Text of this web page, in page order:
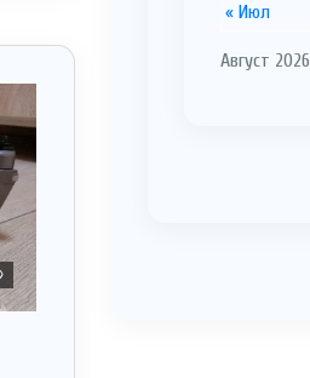
Август 2026
« Июл